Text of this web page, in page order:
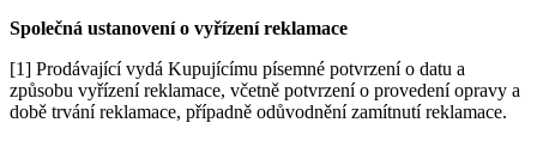
Společná ustanovení o vyřízení reklamace
[1] Prodávající vydá Kupujícímu písemné potvrzení o datu a
způsobu vyřízení reklamace, včetně potvrzení o provedení opravy a
době trvání reklamace, případně odůvodnění zamítnutí reklamace.